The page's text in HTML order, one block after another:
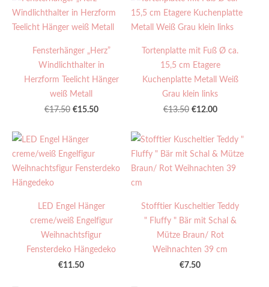
Fensterhänger „Herz”
Windlichthalter in
Herzform Teelicht Hänger
weiß Metall
€17.50 €15.50
Tortenplatte mit Fuß Ø ca.
15,5 cm Etagere
Kuchenplatte Metall Weiß
Grau klein links
€13.50 €12.00
LED Engel Hänger
creme/weiß Engelfigur
Weihnachtsfigur
Fensterdeko Hängedeko
€11.50
Stofftier Kuscheltier Teddy
" Fluffy " Bär mit Schal &
Mütze Braun/ Rot
Weihnachten 39 cm
€7.50